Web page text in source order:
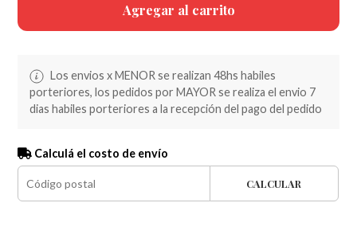
Agregar al carrito
Los envios x MENOR se realizan 48hs habiles
porteriores, los pedidos por MAYOR se realiza el envio 7
dias habiles porteriores a la recepción del pago del pedido
Calculá el costo de envío
CALCULAR